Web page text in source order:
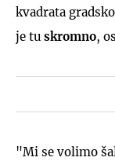
kvadrata
je tu skromno,
"Mi se volimo